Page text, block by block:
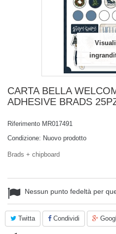
CARTA BELLA
ADHESIVE BRADS
Riferimento MR017491
Condizione: Nuovo prodotto
Brads + chipboard
Nessun punto fedeltà per
Twitta Condividi